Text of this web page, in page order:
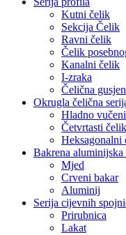
Kutni čelik
Sekcija Čelik
Ravni čelik
Čelik
Kanalni čelik
I-zraka
Čelična
Okrugla čelična
Hladno
Četvrtasti čelik
Heksagonalni
Bakrena aluminijska
Mjed
Crveni bakar
Aluminij
Serija cijevnih
Prirubnica
Lakat